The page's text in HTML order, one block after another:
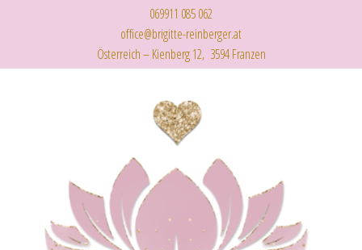
069911 085 062
office@brigitte-reinberger.at
Österreich – Kienberg 12, 3594 Franzen